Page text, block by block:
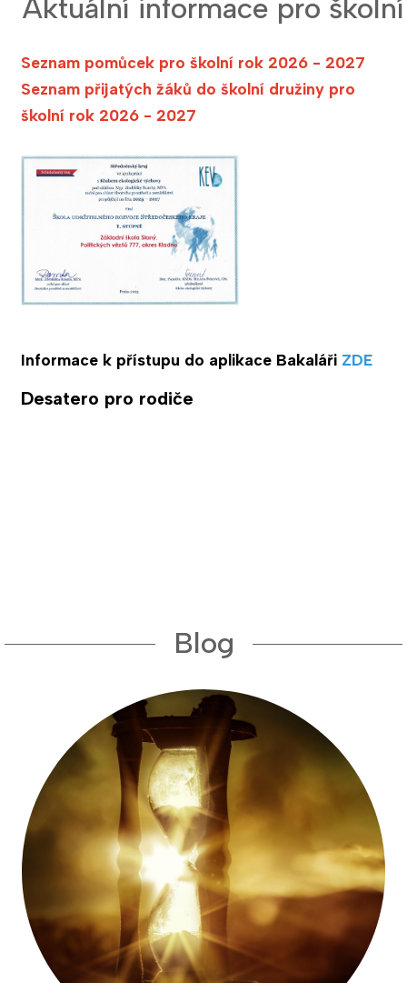
Aktuální informace pro
Seznam pomůcek pro školní rok 2026 - 2027
Seznam přijatých žáků do školní družiny pro
školní rok 2026 - 2027
Informace k přístupu do aplikace Bakaláři ZDE
Desatero pro rodiče
Blog